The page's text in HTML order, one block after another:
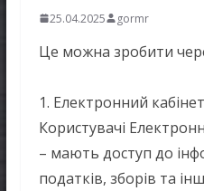
25.04.2025 gormr
Це можна зробити
1. Електронний
Користувачі
– мають доступ до
податків, зборів та